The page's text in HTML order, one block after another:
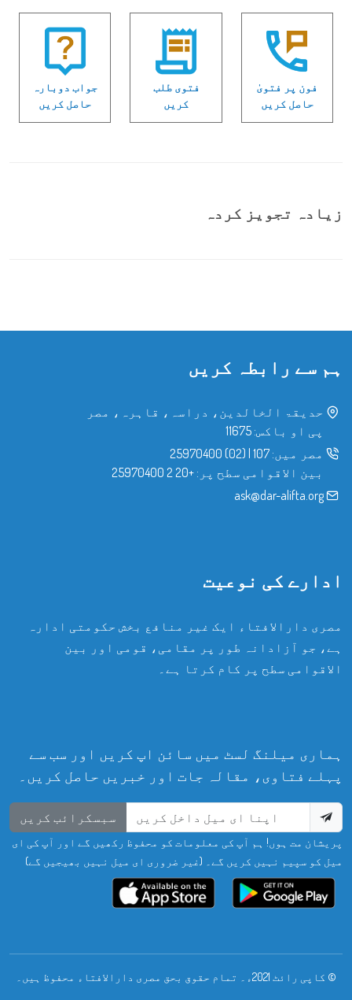
فون پر فتویٰ
حاصل کریں
فتوی طلب
کریں
جواب دوبارہ
حاصل کریں
زیادہ تجویز کردہ
ہم سے رابطہ کریں
حدیقۃ الخالدین، دراسہ، قاہرہ، مصر
پی او باکس: 11675
مصر میں: 107
|
(02) 25970400
بین الاقوامی سطح پر: +20 2 25970400
ask@dar-alifta.org
ادارے کی نوعیت
مصری دارالافتاء ایک غیر منافع بخش حکومتی ادارہ
ہے، جو آزادانہ طور پر مقامی، قومی اور بین
الاقوامی سطح پر کام کرتا ہے۔
ہماری میلنگ لسٹ میں سائن اپ کریں اور سب سے
پہلے فتاوی، مقالہ جات اور خبریں حاصل کریں۔
سبسکرائب کریں
پریشان مت ہوں! ہم آپ کی معلومات کو محفوظ رکھیں گے اور آپ کی ای
میل کو سپیم نہیں کریں گے۔ (غیر ضروری ای میل نہیں بھیجیں گے)
© کاپی رائٹ 2021ء۔ تمام حقوق بحق مصری دارالافتاء محفوظ ہیں۔